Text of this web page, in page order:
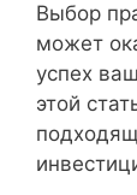
Выбор
может
успех
этой